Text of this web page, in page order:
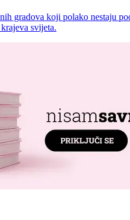
gradova koji polako nestaju
svijeta.